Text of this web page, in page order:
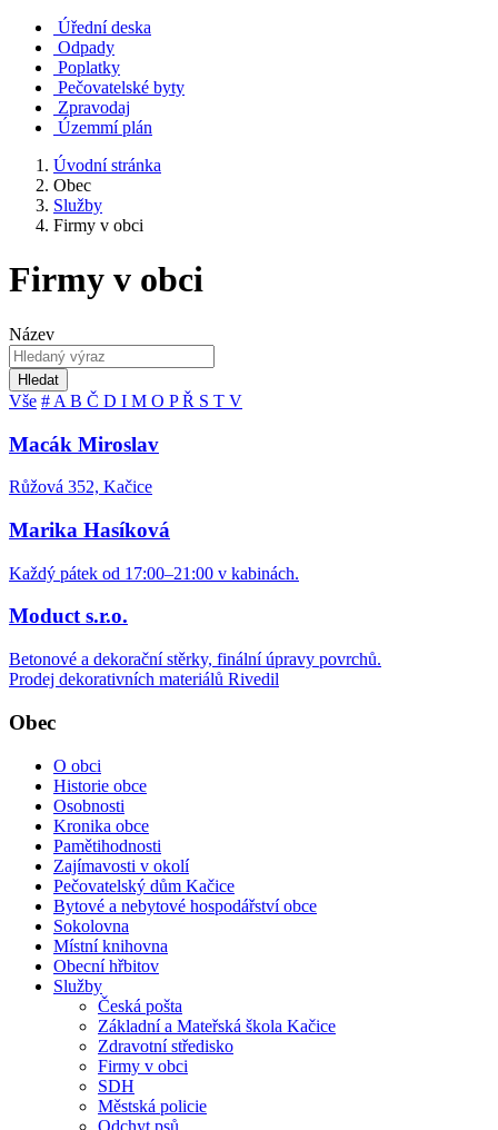
Úřední deska
Odpady
Poplatky
Pečovatelské byty
Zpravodaj
Územmí plán
Úvodní stránka
Obec
Služby
Firmy v obci
Firmy v obci
Název
Hledat
Vše # A B Č D I M O PŘ S T V
Macák Miroslav
Růžová 352, Kačice
Marika Hasíková
Každý pátek od 17:00–21:00 v kabinách.
Moduct s.r.o.
Betonové a dekorační stěrky, finální úpravy povrchů.
Prodej dekorativních materiálů Rivedil
Obec
O obci
Historie obce
Osobnosti
Kronika obce
Pamětihodnosti
Zajímavosti v okolí
Pečovatelský dům Kačice
Bytové a nebytové hospodářství obce
Sokolovna
Místní knihovna
Obecní hřbitov
Služby
Česká pošta
Základní a Mateřská škola Kačice
Zdravotní středisko
Firmy v obci
SDH
Městská policie
Odchyt psů